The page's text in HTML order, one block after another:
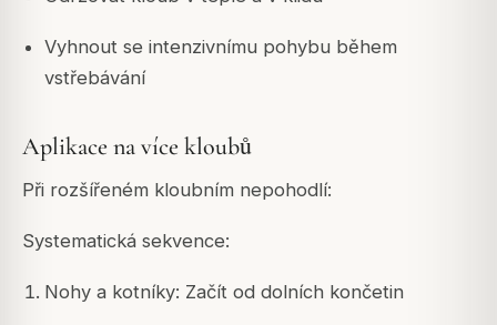
Vyhnout se intenzivnímu pohybu během
vstřebávání
Aplikace na více kloubů
Při rozšířeném kloubním nepohodlí:
Systematická sekvence:
Nohy a kotníky: Začít od dolních končetin